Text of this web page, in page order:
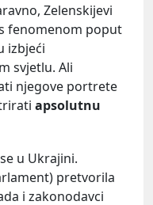
Zelenskijevi
fenomenom poput
izbjeći
svjetlu. Ali
njegove portrete
apsolutnu
u Ukrajini.
pretvorila
i zakonodavci